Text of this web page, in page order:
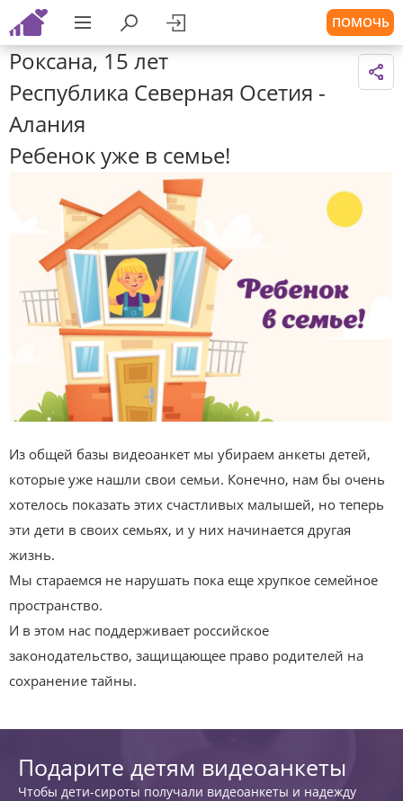
ПОМОЧЬ
Роксана, 15 лет
Республика Северная Осетия -
Алания
Ребенок уже в семье!
Из общей базы видеоанкет мы убираем анкеты детей,
которые уже нашли свои семьи. Конечно, нам бы очень
хотелось показать этих счастливых малышей, но теперь
эти дети в своих семьях, и у них начинается другая
жизнь.
Мы стараемся не нарушать пока еще хрупкое семейное
пространство.
И в этом нас поддерживает российское
законодательство, защищающее право родителей на
сохранение тайны.
Подарите детям видеоанкеты
Чтобы дети-сироты получали видеоанкеты и надежду